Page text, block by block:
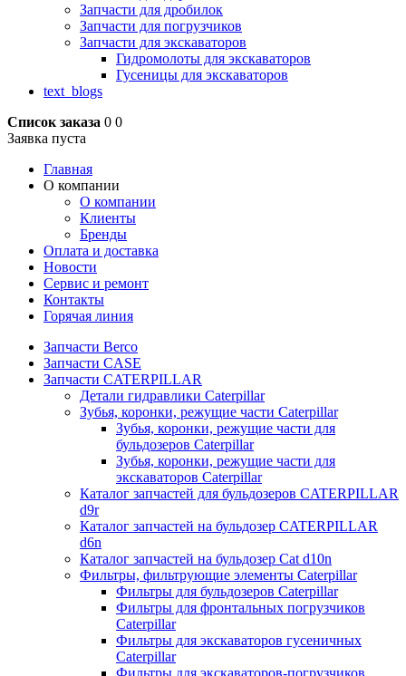
Запчасти для дробилок
Запчасти для погрузчиков
Запчасти для экскаваторов
Гидромолоты для экскаваторов
Гусеницы для экскаваторов
text_blogs
Список заказа 0 0
Заявка пуста
Главная
О компании
О компании
Клиенты
Бренды
Оплата и доставка
Новости
Сервис и ремонт
Контакты
Горячая линия
Запчасти Berco
Запчасти CASE
Запчасти CATERPILLAR
Детали гидравлики Caterpillar
Зубья, коронки, режущие части Caterpillar
Зубья, коронки, режущие части для
бульдозеров Caterpillar
Зубья, коронки, режущие части для
экскаваторов Caterpillar
Каталог запчастей для бульдозеров CATERPILLAR
d9r
Каталог запчастей на бульдозер CATERPILLAR
d6n
Каталог запчастей на бульдозер Сat d10n
Фильтры, фильтрующие элементы Caterpillar
Фильтры для бульдозеров Caterpillar
Фильтры для фронтальных погрузчиков
Caterpillar
Фильтры для экскаваторов гусеничных
Caterpillar
Фильтры для экскаваторов-погрузчиков